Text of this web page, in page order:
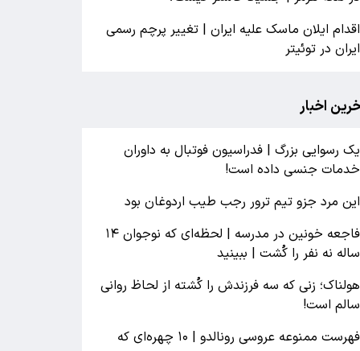
اقدام ایلان ماسک علیه ایران | تغییر پرچم رسمی
ایران در توئیتر
اخبار
یک رسوایی بزرگ | فدراسیون فوتبال به داوران
خدمات جنسی داده است!
این مرد جزو تیم ترور رجب طیب اردوغان بود
فاجعه خونین در مدرسه | لحظه‌ای که نوجوان ۱۴
ساله نه نفر را کُشت | ببینید
هولناک؛ زنی که سه فرزندش را کُشته از لحاظ روانی
سالم است!
فهرست ممنوعه عروسی رونالدو | ۱۰ چهره‌ای که